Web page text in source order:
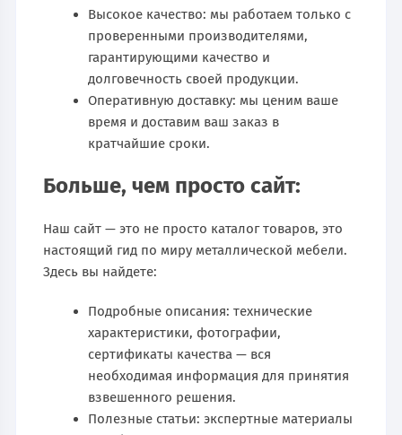
Высокое качество: мы работаем только с
проверенными производителями,
гарантирующими качество и
долговечность своей продукции.
Оперативную доставку: мы ценим ваше
время и доставим ваш заказ в
кратчайшие сроки.
Больше, чем просто сайт:
Наш сайт — это не просто каталог товаров, это
настоящий гид по миру металлической мебели.
Здесь вы найдете:
Подробные описания: технические
характеристики, фотографии,
сертификаты качества — вся
необходимая информация для принятия
взвешенного решения.
Полезные статьи: экспертные материалы